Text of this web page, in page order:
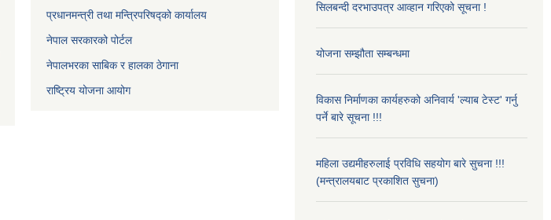
प्रधानमन्त्री तथा मन्त्रिपरिषद्को कार्यालय
नेपाल सरकारको पोर्टल
नेपालभरका साबिक र हालका ठेगाना
राष्ट्रिय योजना आयोग
सिलबन्दी दरभाउपत्र आव्हान गरिएको सूचना !
योजना सम्झौता सम्बन्धमा
विकास निर्माणका कार्यहरुको अनिवार्य 'ल्याब टेस्ट' गर्नु
पर्ने बारे सूचना !!!
महिला उद्यमीहरुलाई प्रविधि सहयोग बारे सुचना !!!
(मन्त्रालयबाट प्रकाशित सुचना)